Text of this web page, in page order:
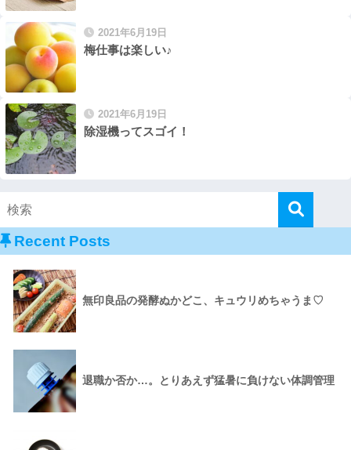
2021年6月19日
梅仕事は楽しい♪
2021年6月19日
除湿機ってスゴイ！
Recent Posts
無印良品の発酵ぬかどこ、キュウリめちゃうま♡
退職か否か…。とりあえず猛暑に負けない体調管理